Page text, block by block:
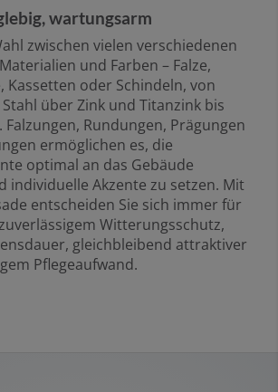
wartungsarm
zwischen vielen verschiedenen
und Farben – Falze,
Kassetten oder Schindeln, von
über Zink und Titanzink bis
Falzungen, Rundungen, Prägungen
ermöglichen es, die
optimal an das Gebäude
individuelle Akzente zu setzen. Mit
entscheiden Sie sich immer für
Witterungsschutz,
gleichbleibend attraktiver
Pflegeaufwand.